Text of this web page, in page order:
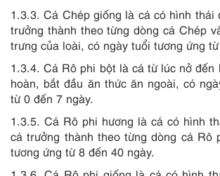
1.3.3.Cá Chép giống là cá có hình thái
trưởng thành theo từng dòng cá Chép
trưng của loài, có ngày tuổi tương ứng
1.3.4.Cá Rô phi bột là cá từ lúc nở đến
hoàn, bắt đầu ăn thức ăn ngoài, có
từ 0 đến 7 ngày.
1.3.5. Cá Rô phi hương là cá có hình
cá trưởng thành theo từng dòng cá Rô
tương ứng từ 8 đến 40 ngày.